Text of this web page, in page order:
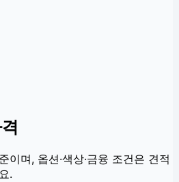
이며, 옵션·색상·금융 조건은 견적
.